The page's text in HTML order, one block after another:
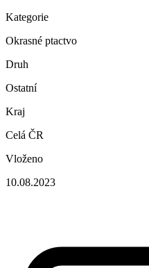
Kategorie
Okrasné ptactvo
Druh
Ostatní
Kraj
Celá ČR
Vloženo
10.08.2023